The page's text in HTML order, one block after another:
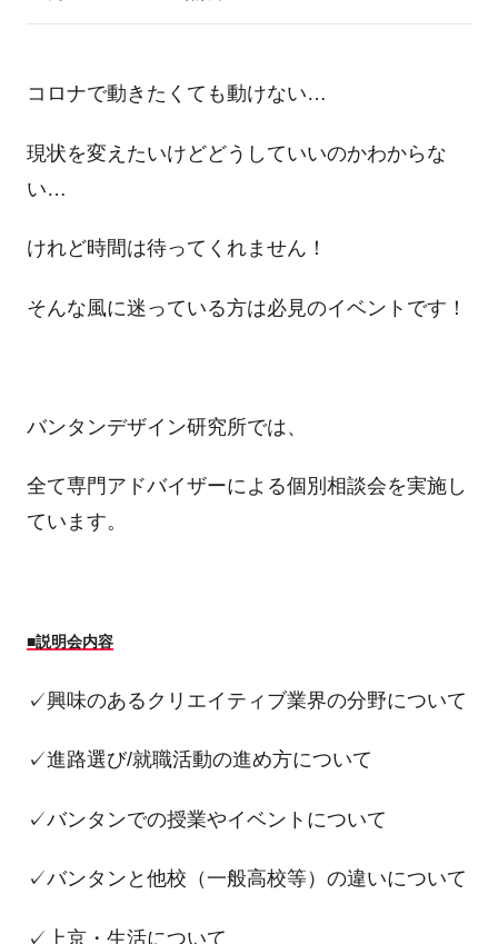
コロナで動きたくても動けない…
現状を変えたいけどどうしていいのかわからな
い…
けれど時間は待ってくれません！
そんな風に迷っている方は必見のイベントです！
バンタンデザイン研究所では、
全て専門アドバイザーによる個別相談会を実施し
ています。
■説明会内容
✓興味のあるクリエイティブ業界の分野について
✓進路選び/就職活動の進め方について
✓バンタンでの授業やイベントについて
✓バンタンと他校（一般高校等）の違いについて
✓上京・生活について